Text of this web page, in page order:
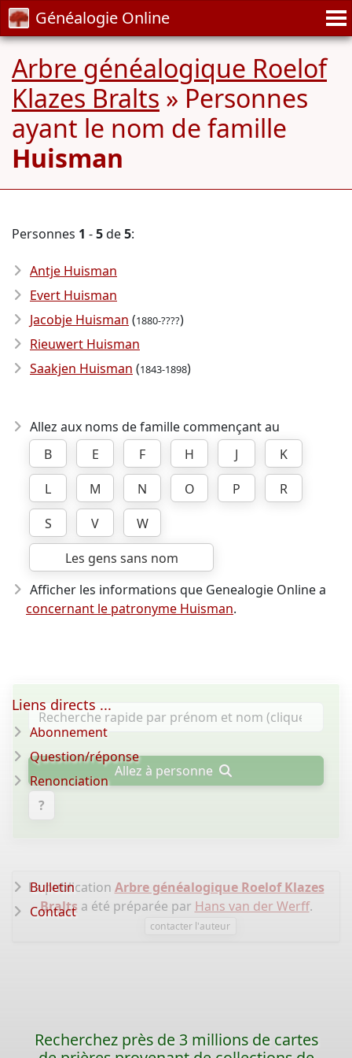
Généalogie Online
Arbre généalogique Roelof
Klazes Bralts » Personnes
ayant le nom de famille
Huisman
Personnes 1 -5de5:
Antje Huisman
Evert Huisman
Jacobje Huisman (1880-????)
Rieuwert Huisman
Saakjen Huisman (1843-1898)
Allez aux noms de famille commençant au
B
E F H J
K
L
M N O P
R
S
V
W
Les gens sans nom
Afficher les informations que Genealogie Online a
concernant le patronyme Huisman.
Allez à personne
?
La publication Arbre généalogique Roelof Klazes
Bralts a été préparée par Hans van der Werff.
contacter l'auteur
Liens directs ...
Abonnement
Question/réponse
Renonciation
Bulletin
Contact
Recherchez près de 3 millions de cartes